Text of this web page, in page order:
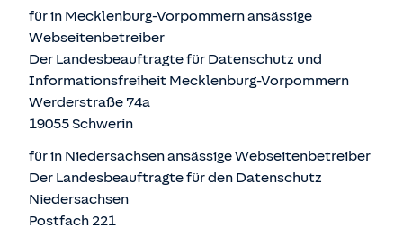
für in Mecklenburg-Vorpommern ansässige
Webseitenbetreiber
Der Landesbeauftragte für Datenschutz und
Informationsfreiheit Mecklenburg-Vorpommern
Werderstraße 74a
19055 Schwerin
für in Niedersachsen ansässige Webseitenbetreiber
Der Landesbeauftragte für den Datenschutz
Niedersachsen
Postfach 221